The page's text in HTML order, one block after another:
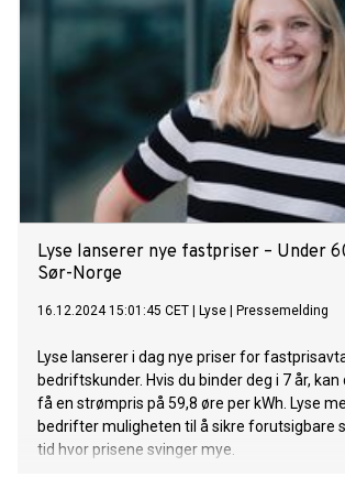
Lyse lanserer nye fastpriser – Under
Sør-Norge
16.12.2024 15:01:45 CET Lyse Pressemelding
Lyse lanserer i dag nye priser for
bedriftskunder. Hvis du binder deg i 7 år,
få en strømpris på 59,8 øre per kWh. Lyse
bedrifter muligheten til å sikre forutsigbare
tid hvor prisene svinger mye.